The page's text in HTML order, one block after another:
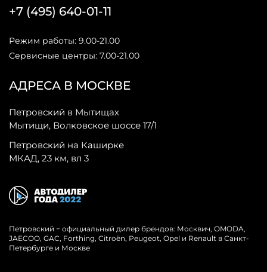
АДРЕСА В МОСКВЕ
Петровский в Мытищах
Мытищи, Волковское шоссе 17/1
Петровский на Каширке
МКАД, 23 км, вл 3
+7 (495) 640-01-11
Режим работы: 9.00-21.00
Сервисные центры: 7.00-21.00
Петровский − официальный дилер брендов: Москвич, OMODA,
JAECOO, GAC, Forthing, Citroёn, Peugeot, Opel и Renault в Санкт-
Петербурге и Москве